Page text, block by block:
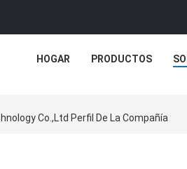
HOGAR PRODUCTOS
Co.,Ltd Perfil De La Compañía